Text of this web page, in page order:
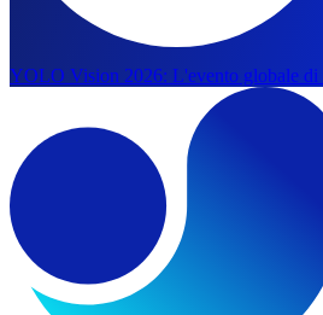
YOLO Vision 2026: L'evento globale di